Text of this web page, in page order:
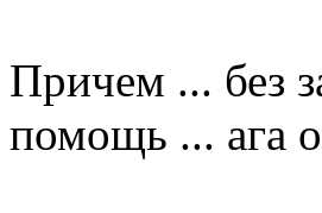
Причем ... без
помощь ... ага